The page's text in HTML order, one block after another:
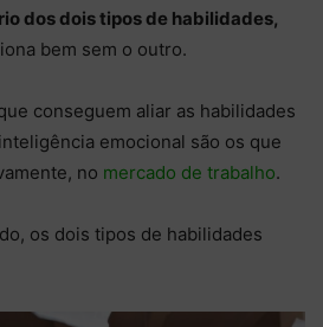
dos dois tipos de habilidades,
bem sem o outro.
conseguem aliar as habilidades
emocional são os que
no mercado de trabalho.
os dois tipos de habilidades